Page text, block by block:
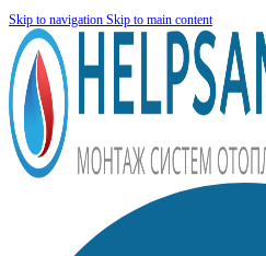
Skip to navigation Skip to main content